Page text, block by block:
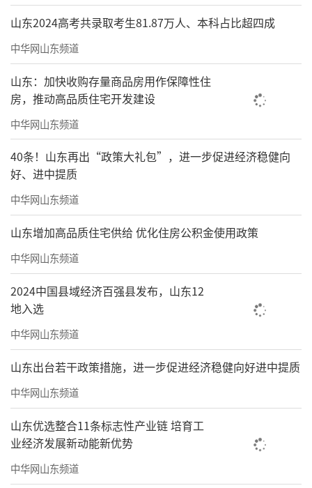
山东2024高考共录取考生81.87万人、本科占比超四成
中华网山东频道
山东：加快收购存量商品房用作保障性住
房，推动高品质住宅开发建设
中华网山东频道
40条！山东再出“政策大礼包”，进一步促进经济稳健向
好、进中提质
中华网山东频道
山东增加高品质住宅供给 优化住房公积金使用政策
中华网山东频道
2024中国县域经济百强县发布，山东12
地入选
中华网山东频道
山东出台若干政策措施，进一步促进经济稳健向好进中提质
中华网山东频道
山东优选整合11条标志性产业链 培育工
业经济发展新动能新优势
中华网山东频道